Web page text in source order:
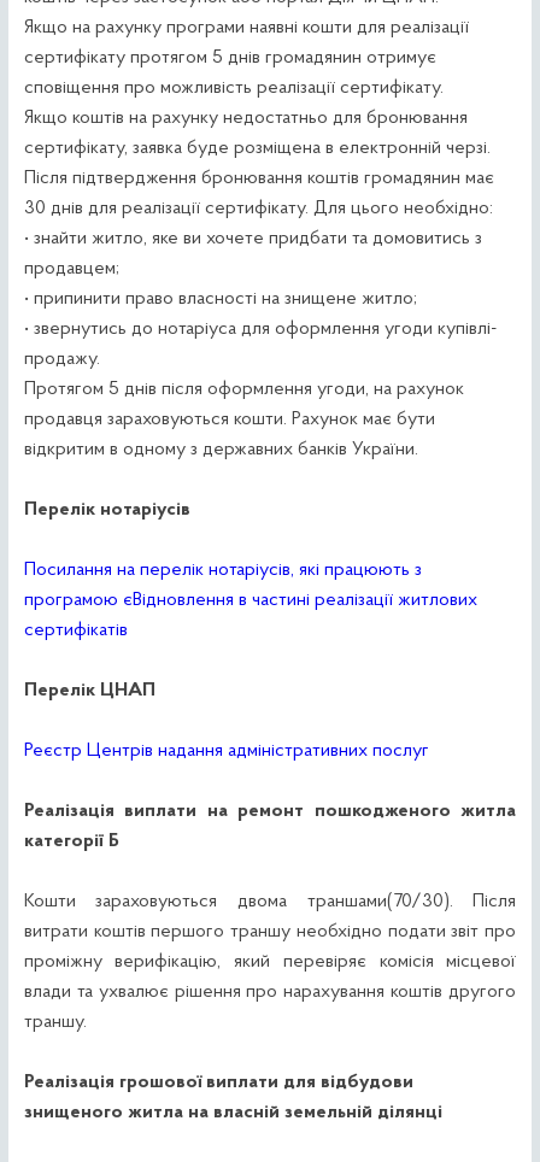
Якщо на рахунку програми наявні кошти для реалізації
сертифікату протягом 5 днів громадянин отримує
сповіщення про можливість реалізації сертифікату.
Якщо коштів на рахунку недостатньо для бронювання
сертифікату, заявка буде розміщена в електронній черзі.
Після підтвердження бронювання коштів громадянин має
30 днів для реалізації сертифікату. Для цього необхідно:
• знайти житло, яке ви хочете придбати та домовитись з
продавцем;
• припинити право власності на знищене житло;
• звернутись до нотаріуса для оформлення угоди купівлі-
продажу.
Протягом 5 днів після оформлення угоди, на рахунок
продавця зараховуються кошти. Рахунок має бути
відкритим в одному з державних банків України.
Перелік нотаріусів
Посилання на перелік нотаріусів, які працюють з
програмою єВідновлення в частині реалізації житлових
сертифікатів
Перелік ЦНАП
Реєстр Центрів надання адміністративних послуг
Реалізація виплати на ремонт пошкодженого житла
категорії Б
Кошти зараховуються двома траншами(70/30). Після
витрати коштів першого траншу необхідно подати звіт про
проміжну верифікацію, який перевіряє комісія місцевої
влади та ухвалює рішення про нарахування коштів другого
траншу.
Реалізація грошової виплати для відбудови
знищеного житла на власній земельній ділянці